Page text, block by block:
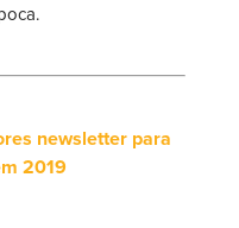
newsletter para
2019